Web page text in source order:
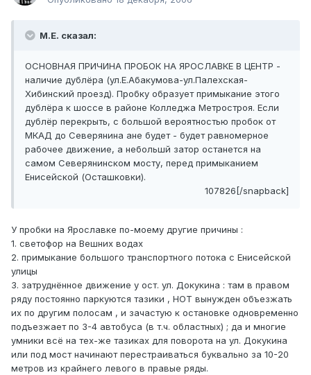
М.Е. сказал:
ОСНОВНАЯ ПРИЧИНА ПРОБОК НА ЯРОСЛАВКЕ В ЦЕНТР -
наличие дублёра (ул.Е.Абакумова-ул.Палехская-
Хибинский проезд). Пробку образует примыкание этого
дублёра к шоссе в районе Колледжа Метростроя. Если
дублёр перекрыть, с большой вероятностью пробок от
МКАД до Северянина ане будет - будет равномерное
рабочее движение, а небольшй затор останется на
самом Северянинском мосту, перед примыканием
Енисейской (Осташковки).
107826[/snapback]
У пробки на Ярославке по-моему другие причины :
1. светофор на Вешних водах
2. примыкание большого транспортного потока с Енисейской
улицы
3. затруднённое движение у ост. ул. Докукина : там в правом
ряду постоянно паркуются тазики , НОТ вынужден объезжать
их по другим полосам , и зачастую к остановке одновременно
подъезжает по 3-4 автобуса (в т.ч. областных) ; да и многие
умники всё на тех-же тазиках для поворота на ул. Докукина
или под мост начинают перестраиваться буквально за 10-20
метров из крайнего левого в правые ряды.